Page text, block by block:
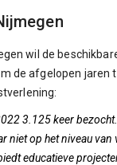
wil de
de afgelopen
3.125 keer
niet op het niveau
educatieve